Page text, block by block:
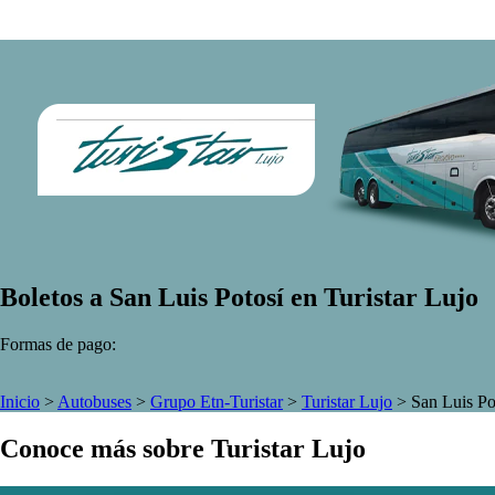
Boletos a San Luis Potosí en Turistar Lujo
Formas de pago:
Inicio > Autobuses > Grupo Etn-Turistar> Turistar Lujo > San Luis
Conoce más sobre Turistar Lujo